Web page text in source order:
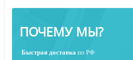
ПОЧЕМУ МЫ?
Быстрая доставка по РФ